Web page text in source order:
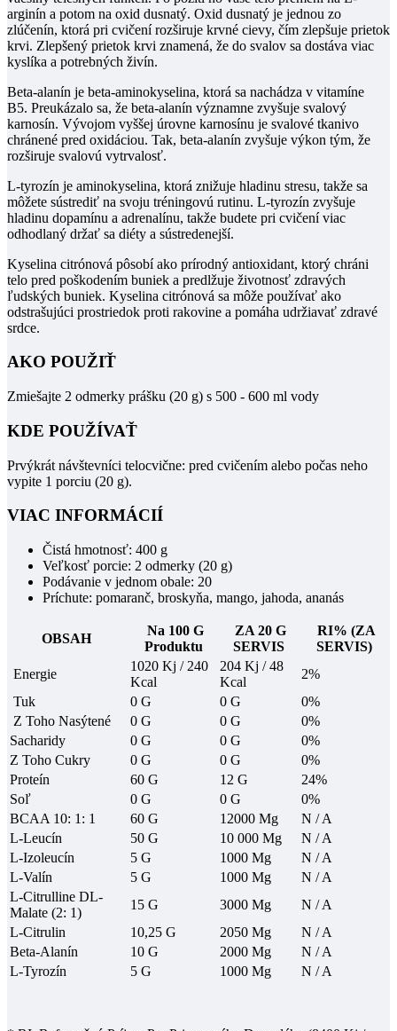
arginín a potom na oxid dusnatý. Oxid dusnatý je jednou zo
zlúčenín, ktorá pri cvičení rozširuje krvné cievy, čím zlepšuje prietok
krvi. Zlepšený prietok krvi znamená, že do svalov sa dostáva viac
kyslíka a potrebných živín.
Beta-alanín je beta-aminokyselina, ktorá sa nachádza v vitamíne
B5. Preukázalo sa, že beta-alanín významne zvyšuje svalový
karnosín. Vývojom vyššej úrovne karnosínu je svalové tkanivo
chránené pred oxidáciou. Tak, beta-alanín zvyšuje výkon tým, že
rozširuje svalovú vytrvalosť.
L-tyrozín je aminokyselina, ktorá znižuje hladinu stresu, takže sa
môžete sústrediť na svoju tréningovú rutinu. L-tyrozín zvyšuje
hladinu dopamínu a adrenalínu, takže budete pri cvičení viac
odhodlaný držať sa diéty a sústredenejší.
Kyselina citrónová pôsobí ako prírodný antioxidant, ktorý chráni
telo pred poškodením buniek a predlžuje životnosť zdravých
ľudských buniek. Kyselina citrónová sa môže používať ako
odstrašujúci prostriedok proti rakovine a pomáha udržiavať zdravé
srdce.
AKO POUŽIŤ
Zmiešajte 2 odmerky prášku (20 g) s 500 - 600 ml vody
KDE POUŽÍVAŤ
Prvýkrát návštevníci telocvične: pred cvičením alebo počas neho
vypite 1 porciu (20 g).
VIAC INFORMÁCIÍ
Čistá hmotnosť: 400 g
Veľkosť porcie: 2 odmerky (20 g)
Podávanie v jednom obale: 20
Príchute: pomaranč, broskyňa, mango, jahoda, ananás
OBSAH
Na 100 G
Produktu
ZA 20 G
SERVIS
RI% (ZA
SERVIS)
Energie
1020 Kj / 240
Kcal
204 Kj / 48
Kcal
2%
Tuk
0 G 0 G
0%
Z Toho Nasýtené
0 G 0 G
0%
Sacharidy
0 G 0 G
0%
Z Toho Cukry
0 G 0 G
0%
Proteín
60 G 12 G
24%
Soľ
0 G 0 G
0%
BCAA 10: 1: 1
60 G 12000 Mg
N / A
L-Leucín
50 G 10 000 Mg
N / A
L-Izoleucín
5 G 1000 Mg
N / A
L-Valín
5 G 1000 Mg
N / A
L-Citrulline DL-
Malate (2: 1)
15 G 3000 Mg
N / A
L-Citrulin
10,25 G 2050 Mg
N / A
Beta-Alanín
10 G 2000 Mg
N / A
L-Tyrozín
5 G 1000 Mg N / A